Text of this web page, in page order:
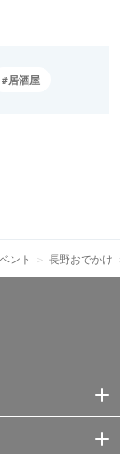
居酒屋
ント 長野おでかけ